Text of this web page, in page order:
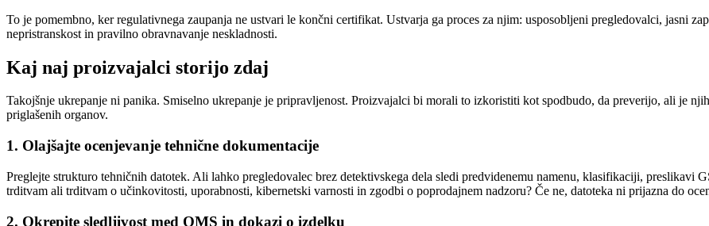
To je pomembno, ker regulativnega zaupanja ne ustvari le končni certifikat. Ustvarja ga proces za njim: usposobljeni pregledovalci, jasni
nepristranskost in pravilno obravnavanje neskladnosti.
Kaj naj proizvajalci storijo zdaj
Takojšnje ukrepanje ni panika. Smiselno ukrepanje je pripravljenost. Proizvajalci bi morali to izkoristiti kot spodbudo, da preverijo, ali je
priglašenih organov.
1. Olajšajte ocenjevanje tehnične dokumentacije
Preglejte strukturo tehničnih datotek. Ali lahko pregledovalec brez detektivskega dela sledi predvidenemu namenu, klasifikaciji,
trditvam ali trditvam o učinkovitosti, uporabnosti, kibernetski varnosti in zgodbi o poprodajnem nadzoru? Če ne, datoteka ni prijazna do
2. Okrepite sledljivost med QMS in dokazi o izdelku